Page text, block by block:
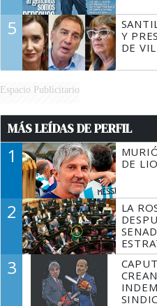
5
Y
DE
Espacio Publicitario
MÁS LEÍDAS DE PERFIL
1
DE
2
LA
3